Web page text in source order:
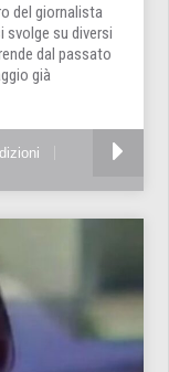
del giornalista
svolge su diversi
dal passato
già